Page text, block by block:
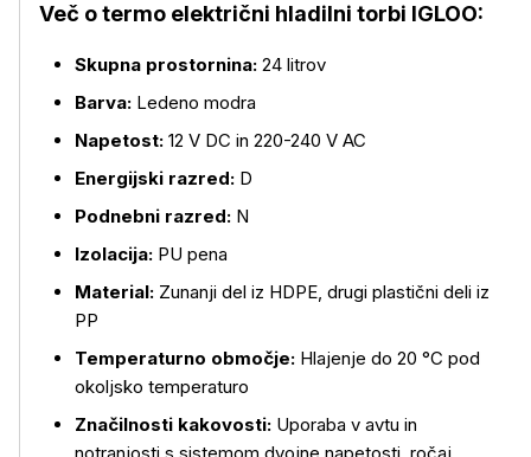
Več o izdelku
Več o termo električni hladilni torbi IGLOO:
Skupna prostornina: 24 litrov
Barva: Ledeno modra
Napetost: 12 V DC in 220-240 V AC
Energijski razred: D
Podnebni razred: N
Izolacija: PU pena
Material: Zunanji del iz HDPE, drugi plastični deli iz
PP
Temperaturno območje: Hlajenje do 20 °C pod
okoljsko temperaturo
Značilnosti kakovosti: Uporaba v avtu in